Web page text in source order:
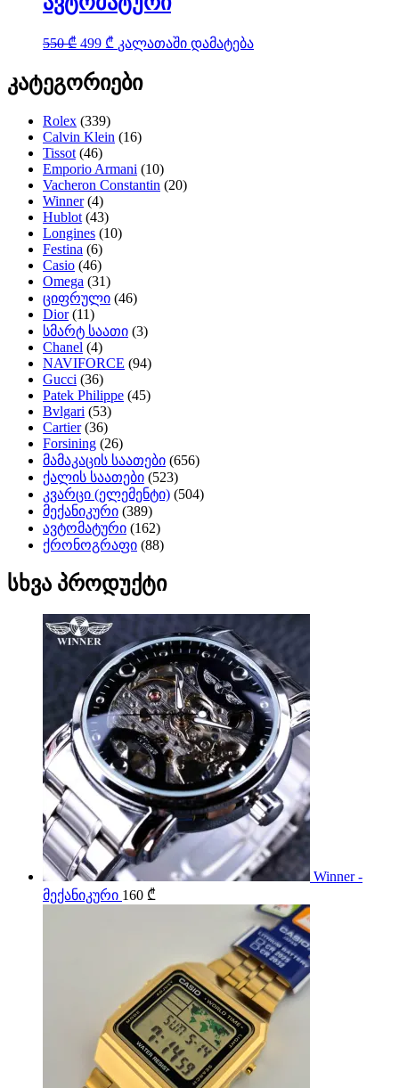
550₾ Original
was:
550 ₾.
499 ₾ Current
price
is:
499 ₾.
კალათაში დამატება
კატეგორიები
Rolex (339)
Calvin Klein (16)
Tissot (46)
Emporio Armani (10)
Vacheron Constantin (20)
Winner (4)
Hublot (43)
Longines (10)
Festina (6)
Casio (46)
Omega (31)
ციფრული (46)
Dior (11)
სმარტ საათი (3)
Chanel (4)
NAVIFORCE (94)
Gucci (36)
Patek Philippe (45)
Bvlgari (53)
Cartier (36)
Forsining (26)
მამაკაცის საათები (656)
ქალის საათები (523)
კვარცი (ელემენტი) (504)
მექანიკური (389)
ავტომატური (162)
ქრონოგრაფი (88)
სხვა პროდუქტი
Winner -
მექანიკური 160 ₾